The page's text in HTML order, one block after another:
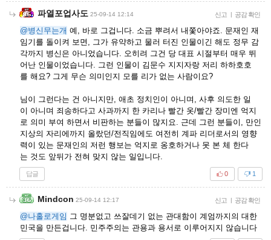
파열포업사도 25-09-14 12:14 신고 | 공감 확인
@병신무는개 예, 바로 그겁니다. 소금 뿌려서 내쫓아야죠. 문재인 재
임기를 돌이켜 보면, 그가 유약하고 물러 터진 인물이긴 해도 정무 감
각까지 병신은 아니었습니다. 오히려 그건 당 대표 시절부터 매우 뛰
어난 인물이었습니다. 그런 인물이 김문수 지지자랑 저리 하하호호
를 해요? 그게 무슨 의미인지 모를 리가 없는 사람이요?
님이 그런다는 건 아니지만, 애초 정치인이 아니며, 사후 의도한 일
이 아니며 죄송하다고 사과까지 한 카리나 빨간 옷/빨간 장미엔 억지
로 의미 부여 하면서 비판하는 분들이 많지요. 근데 그런 분들이, 만인
지상의 자리에까지 올랐던/전직임에도 여전히 계파 리더로서의 영향
력이 있는 문재인의 저런 행보는 억지로 옹호하거나 못 본 체 한다
는 것도 앞뒤가 전혀 맞지 않는 일입니다.
답글 1
0
Mindcon 25-09-14 12:17 신고 | 공감 확인
@나홀로게임 그 명분없고 쓰잘데기 없는 관대함이 계엄까지의 대한
민국을 만든겁니다. 민주주의는 관용과 용서로 이루어지지 않습니다